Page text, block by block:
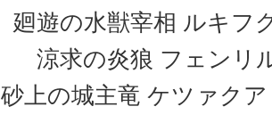
廻遊の水獣宰相 ルキフ
涼求の炎狼 フェンリ
砂上の城主竜 ケツァク